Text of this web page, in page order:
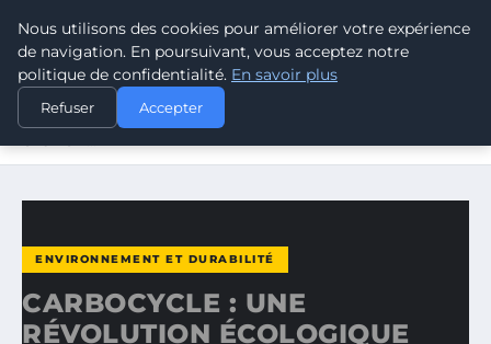
CLIMATE RESPONSE BLOG
ACCUEIL
ENVIRONNEMENT ET DURABILITÉ
CARBOCYCLE : UNE RÉVOLUTION ÉCOLOGIQUE DANS LA
ENVIRONNEMENT ET DURABILITÉ
CARBOCYCLE : UNE
RÉVOLUTION ÉCOLOGIQUE
Nous utilisons des cookies pour améliorer votre expérience
de navigation. En poursuivant, vous acceptez notre
politique de confidentialité. En savoir plus
Refuser Accepter